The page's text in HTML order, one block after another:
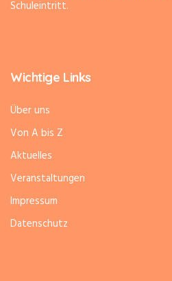
Schuleintritt.
Wichtige Links
Über uns
Von A bis Z
Aktuelles
Veranstaltungen
Impressum
Datenschutz